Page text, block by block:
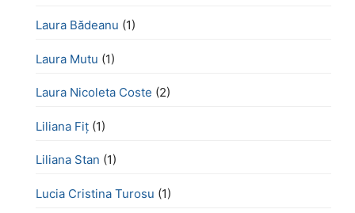
Laura Bădeanu (1)
Laura Mutu (1)
Laura Nicoleta Coste (2)
Liliana Fiț (1)
Liliana Stan (1)
Lucia Cristina Turosu (1)